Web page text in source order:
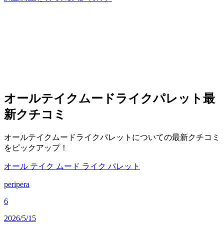
オールテイクムードライクパレット最
新クチコミ
オールテイクムードライクパレットについての最新クチコミ
をピックアップ！
オール テイク ムード ライク パレット
peripera
6
2026/5/15